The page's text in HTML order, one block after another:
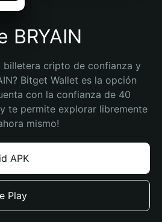
BRYAIN
billetera cripto de confianza y
Bitget Wallet es la opción
con la confianza de 40
te permite explorar libremente
mismo!
APK
Play